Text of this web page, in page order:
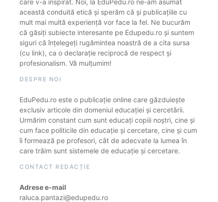
care v-a inspirat. Noi, la EduPedu.ro ne-am asumat
această conduită etică și sperăm că și publicațiile cu
mult mai multă experiență vor face la fel. Ne bucurăm
că găsiți subiecte interesante pe Edupedu.ro și suntem
siguri că înțelegeți rugămintea noastră de a cita sursa
(cu link), ca o declarație reciprocă de respect și
profesionalism. Vă mulțumim!
DESPRE NOI
EduPedu.ro este o publicație online care găzduiește
exclusiv articole din domeniul educației și cercetării.
Urmărim constant cum sunt educați copiii noștri, cine și
cum face politicile din educație și cercetare, cine și cum
îi formează pe profesori, cât de adecvate la lumea în
care trăim sunt sistemele de educație și cercetare.
CONTACT REDACȚIE
Adrese e-mail
raluca.pantazi@edupedu.ro